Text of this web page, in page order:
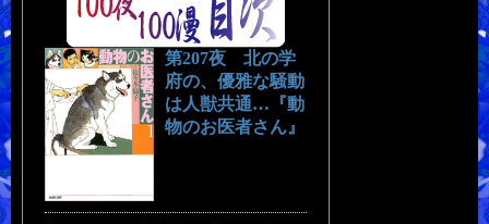
第207夜 北の学
府の、優雅な騒動
は人獣共通…『動
物のお医者さん』